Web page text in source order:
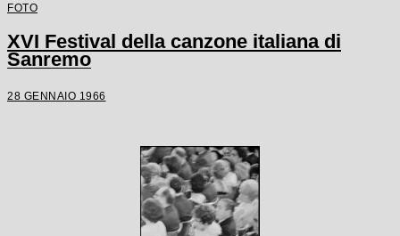
FOTO
XVI Festival della canzone italiana di
Sanremo
28 GENNAIO 1966